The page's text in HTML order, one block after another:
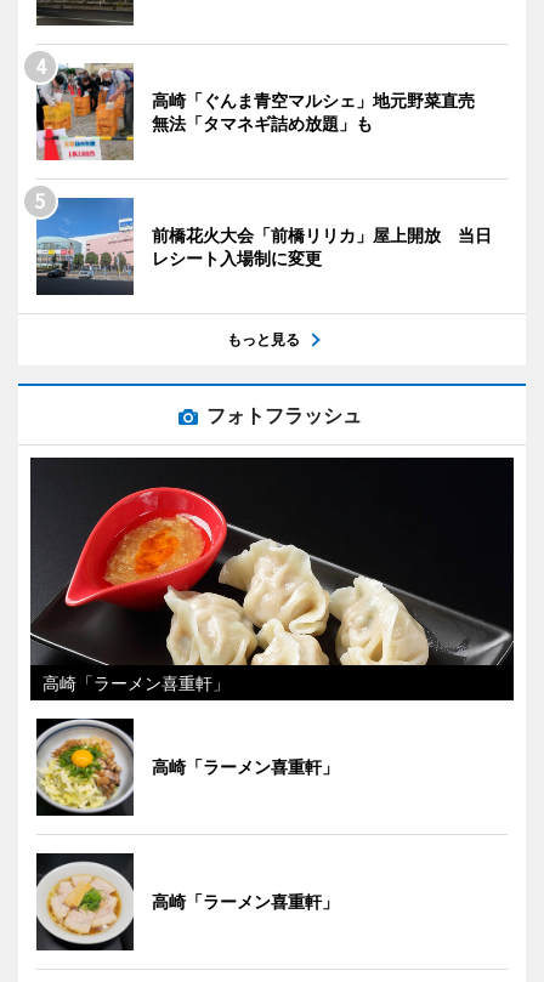
高崎「ぐんま青空マルシェ」地元野菜直売
無法「タマネギ詰め放題」も
前橋花火大会「前橋リリカ」屋上開放 当日
レシート入場制に変更
もっと見る
フォトフラッシュ
高崎「ラーメン喜重軒」
高崎「ラーメン喜重軒」
高崎「ラーメン喜重軒」